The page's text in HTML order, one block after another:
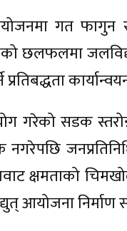
गत फागुन
छलफलमा
प्रतिबद्धता
गरेको सडक
नगरेपछि
क्षमताको
आयोजना निर्माण